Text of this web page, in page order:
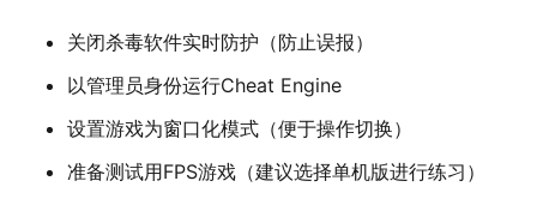
关闭杀毒软件实时防护（防止误报）
以管理员身份运行Cheat Engine
设置游戏为窗口化模式（便于操作切换）
准备测试用FPS游戏（建议选择单机版进行练习）